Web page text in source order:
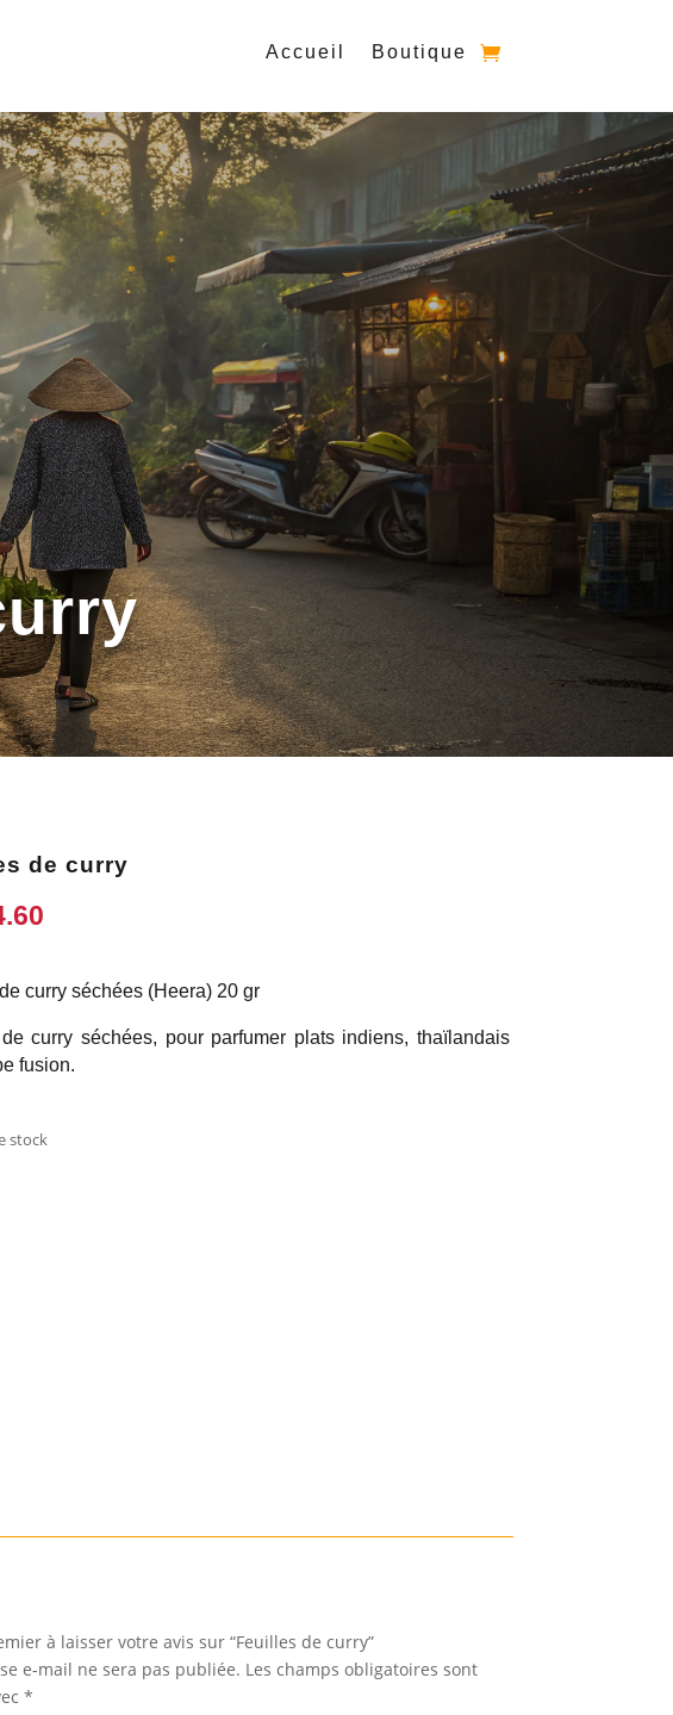
Accueil Boutique
de curry
curry séchées (Heera) 20 gr
curry séchées, pour parfumer plats indiens, thaïlandais
fusion.
stock
à laisser votre avis sur “Feuilles de curry”
e-mail ne sera pas publiée. Les champs obligatoires sont
*